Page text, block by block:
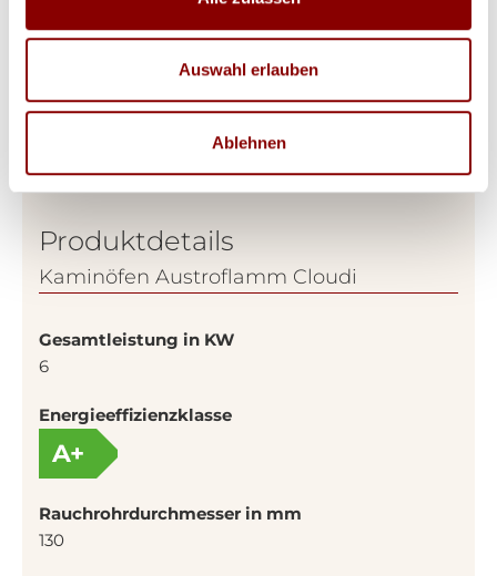
Auswahl erlauben
Ablehnen
Produktdetails
Kaminöfen Austroflamm Cloudi
Gesamtleistung in KW
6
Energieeffizienzklasse
A+
Rauchrohrdurchmesser in mm
130